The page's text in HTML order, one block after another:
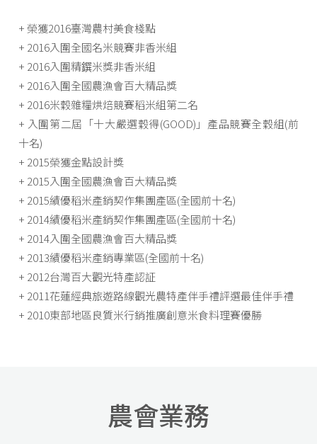
+ 榮獲2016臺灣農村美食棧點
+ 2016入圍全國名米競賽非香米組
+ 2016入圍精鐉米獎非香米組
+ 2016入圍全國農漁會百大精品獎
+ 2016米穀雜糧烘焙競賽稻米組第二名
+ 入圍第二屆「十大嚴選穀得(GOOD)」產品競賽全穀組(前
十名)
+ 2015榮獲金點設計獎
+ 2015入圍全國農漁會百大精品獎
+ 2015績優稻米產銷契作集團產區(全國前十名)
+ 2014績優稻米產銷契作集團產區(全國前十名)
+ 2014入圍全國農漁會百大精品獎
+ 2013績優稻米產銷專業區(全國前十名)
+ 2012台灣百大觀光特產認証
+ 2011花蓮經典旅遊路線觀光農特產伴手禮評選最佳伴手禮
+ 2010東部地區良質米行銷推廣創意米食料理賽優勝
農會業務